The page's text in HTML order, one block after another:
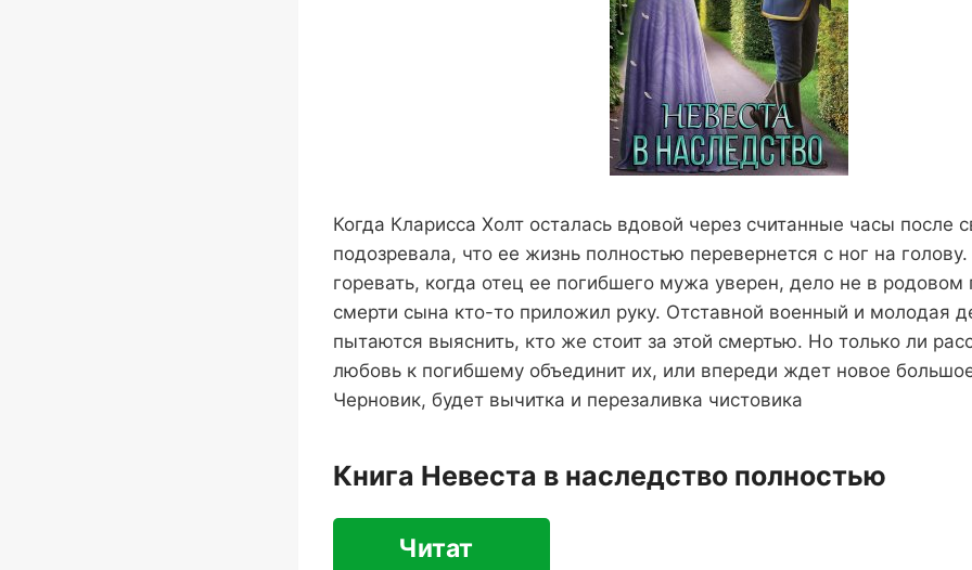
Когда Кларисса Холт осталась вдовой через считанные часы после
подозревала, что ее жизнь полностью перевернется с ног на
горевать, когда отец ее погибшего мужа уверен, дело не в родовом
смерти сына кто-то приложил руку. Отставной военный и молодая
пытаются выяснить, кто же стоит за этой смертью. Но только ли
любовь к погибшему объединит их, или впереди ждет новое
Черновик, будет вычитка и перезаливка чистовика
Книга Невеста в наследство полностью
Читат